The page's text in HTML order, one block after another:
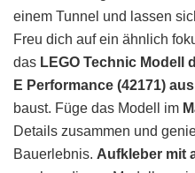
einem Tunnel und lassen
Freu dich auf ein ähnlich
das LEGO Technic Modell
E Performance (42171)
baust. Füge das Modell im
Details zusammen und
Bauerlebnis. Aufkleber mit